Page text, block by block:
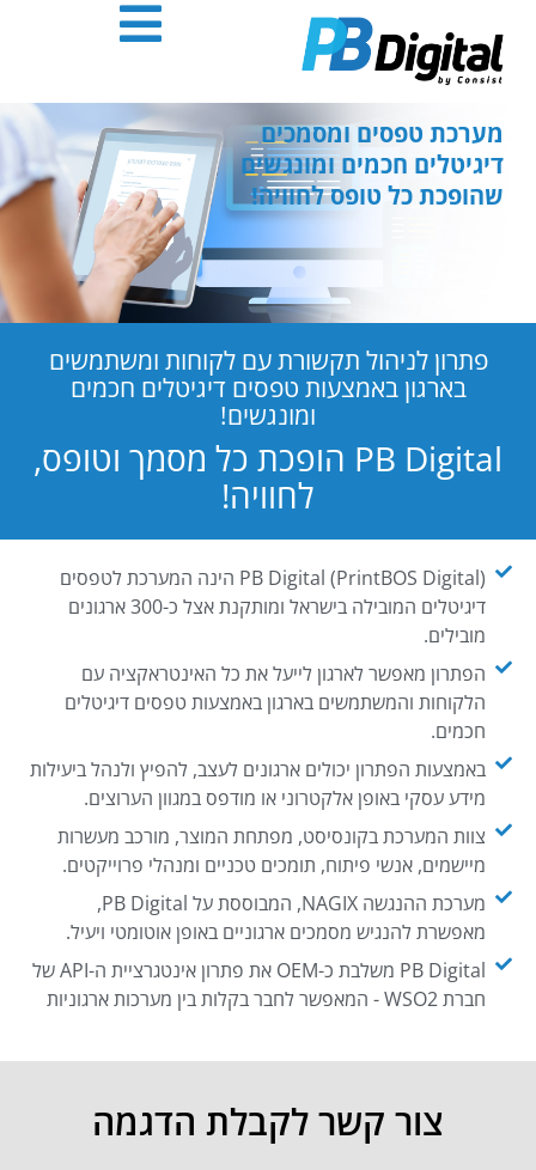
אנטר
מערכת טפסים ומסמכים
דיגיטלים חכמים ומונגשים
שהופכת כל טופס לחוויה!
פתרון לניהול תקשורת עם לקוחות ומשתמשים
בארגון באמצעות טפסים דיגיטלים חכמים
ומונגשים!
PB Digital הופכת כל מסמך וטופס,
לחוויה!
PB Digital (PrintBOS Digital) הינה המערכת לטפסים
דיגיטלים המובילה בישראל ומותקנת אצל כ-300 ארגונים
מובילים.
הפתרון מאפשר לארגון לייעל את כל האינטראקציה עם
הלקוחות והמשתמשים בארגון באמצעות טפסים דיגיטלים
חכמים.
באמצעות הפתרון יכולים ארגונים לעצב, להפיץ ולנהל ביעילות
מידע עסקי באופן אלקטרוני או מודפס במגוון הערוצים.
צוות המערכת בקונסיסט, מפתחת המוצר, מורכב מעשרות
מיישמים, אנשי פיתוח, תומכים טכניים ומנהלי פרוייקטים.
מערכת ההנגשה NAGIX, המבוססת על PB Digital,
מאפשרת להנגיש מסמכים ארגוניים באופן אוטומטי ויעיל.
PB Digital משלבת כ-OEM את פתרון אינטגרציית ה-API של
חברת WSO2 - המאפשר לחבר בקלות בין מערכות ארגוניות
צור קשר לקבלת הדגמה